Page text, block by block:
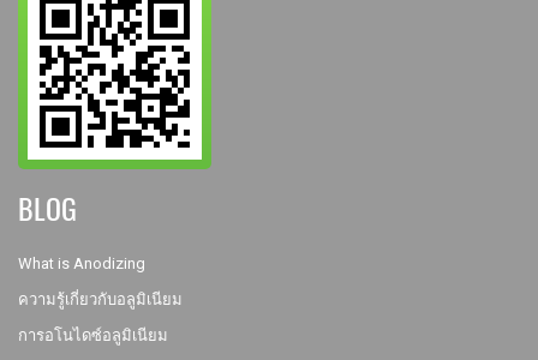
BLOG
What is Anodizing
ความรู้เกี่ยวกับอลูมิเนียม
การอโนไดซ์อลูมิเนียม